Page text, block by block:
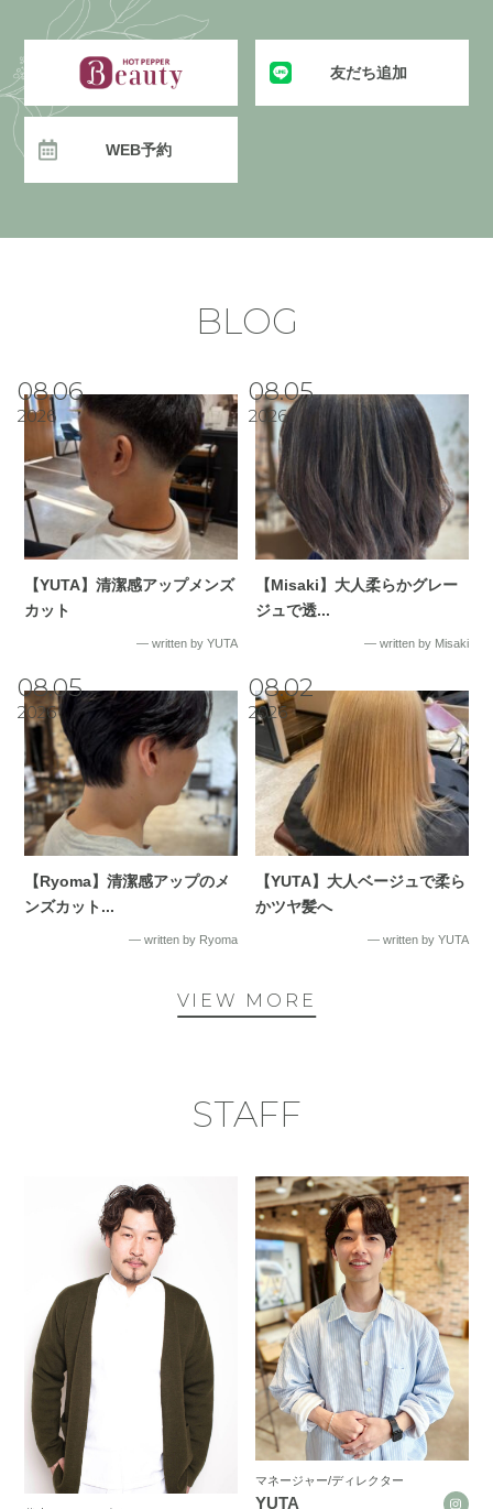
友だち追加
WEB予約
BLOG
VIEW MORE
08.06
2026
【YUTA】清潔感アップメンズ
カット
― written by YUTA
08.05
2026
【Misaki】大人柔らかグレー
ジュで透...
― written by Misaki
08.05
2026
【Ryoma】清潔感アップのメ
ンズカット...
― written by Ryoma
08.02
2026
【YUTA】大人ベージュで柔ら
かツヤ髪へ
― written by YUTA
STAFF
マネージャー/ディレクター
YUTA